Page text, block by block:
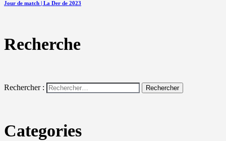
Jour de match | La Der de 2023
Recherche
Rechercher :
Categories